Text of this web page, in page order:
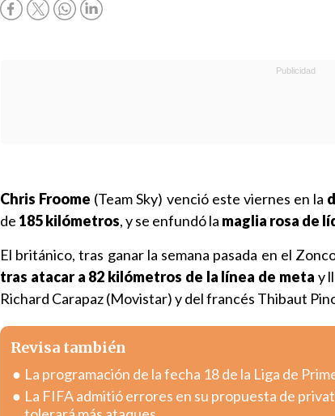
Chris Froome (Team Sky) venció este viernes en la
de 185 kilómetros, y se enfundó la maglia rosa de
El británico, tras ganar la semana pasada en el
tras atacar a 82 kilómetros de la línea de meta y
Richard Carapaz (Movistar) y del francés Thibaut
Revisa también
La programación de la fecha 18 de la Liga de
La FIFA admitió errores en su propuesta de